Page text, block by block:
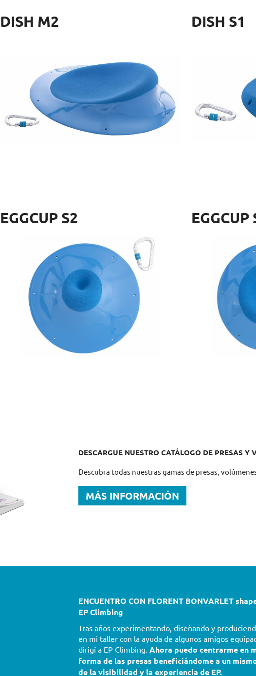
DISH M2 DISH S1
EGGCUP S2 EGGCUP
DESCARGUE NUESTRO CATÁLOGO DE PRESAS Y
Descubra todas nuestras gamas de presas,
MÁS INFORMACIÓN
ENCUENTRO CON FLORENT BONVARLET
EP Climbing
Tras años experimentando, diseñando y
en mi taller con la ayuda de algunos amigos
dirigí a EP Climbing. Ahora puedo centrarme en
forma de las presas beneficiándome a un
de la visibilidad y la experiencia de EP.